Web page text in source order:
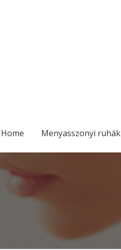
Home Menyasszonyi ruhák